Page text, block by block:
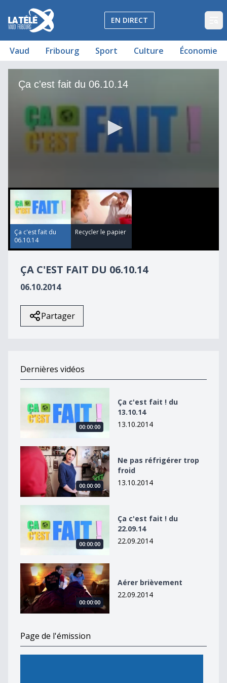
La Télé - Télévision régionale Vaud et Fribourg
EN DIRECT
Vaud Fribourg Sport Culture Économie
Ça c'est fait du 06.10.14
0
seconds
minutes,
seconds
Ça c'est fait du
06.10.14
Recycler le papier
ÇA C'EST FAIT DU 06.10.14
06.10.2014
Partager
Dernières vidéos
00:00:00
Ça c'est fait ! du
13.10.14
13.10.2014
Ne pas réfrigérer trop froid
00:00:00
Ne pas réfrigérer trop
froid
13.10.2014
00:00:00
Ça c'est fait ! du
22.09.14
22.09.2014
Aérer brièvement
00:00:00
Aérer brièvement
22.09.2014
Page de l'émission